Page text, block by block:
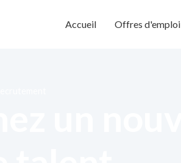
Accueil Offres d'emploi